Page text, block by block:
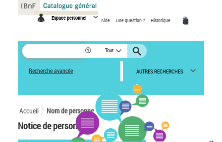
Espace personnel Aide Une question ? Historique
Tout
Recherche avancée AUTRES RECHERCHES
Accueil Nom de personne
Notice de personne
Panneau de gestion des cookies